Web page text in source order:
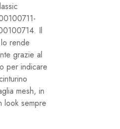
Il
rende
grazie al
per indicare
mesh, in
look sempre